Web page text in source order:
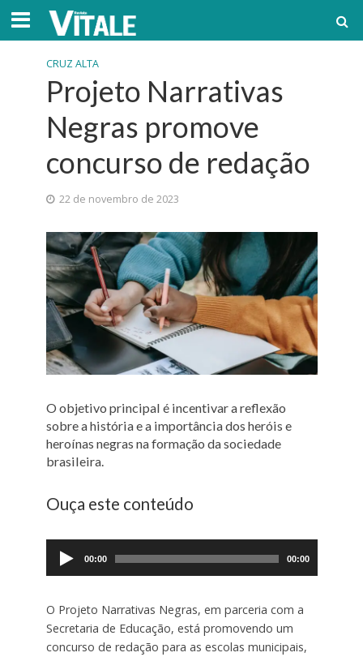
CRUZ ALTA
Projeto Narrativas
Negras promove
concurso de redação
22 de novembro de 2023
O objetivo principal é incentivar a reflexão
sobre a história e a importância dos heróis e
heroínas negras na formação da sociedade
brasileira.
Ouça este conteúdo
áudio
00:00 00:00
O Projeto Narrativas Negras, em parceria com a
Secretaria de Educação, está promovendo um
concurso de redação para as escolas municipais,